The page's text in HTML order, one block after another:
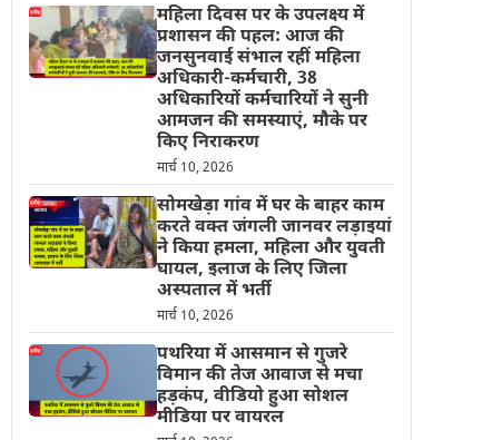
महिला दिवस पर के उपलक्ष्य में
प्रशासन की पहल: आज की
जनसुनवाई संभाल रहीं महिला
अधिकारी-कर्मचारी, 38
अधिकारियों कर्मचारियों ने सुनी
आमजन की समस्याएं, मौके पर
किए निराकरण
मार्च 10, 2026
सोमखेड़ा गांव में घर के बाहर काम
करते वक्त जंगली जानवर लड़ाइयां
ने किया हमला, महिला और युवती
घायल, इलाज के लिए जिला
अस्पताल में भर्ती
मार्च 10, 2026
पथरिया में आसमान से गुजरे
विमान की तेज आवाज से मचा
हड़कंप, वीडियो हुआ सोशल
मीडिया पर वायरल